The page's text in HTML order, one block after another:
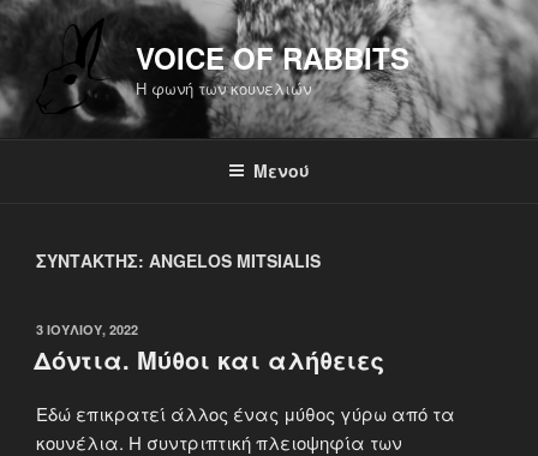
Μετάβαση
στο
περιεχόμενο
VOICE OF RABBITS
Η φωνή των κουνελιών
Μενού
ΣΥΝΤΆΚΤΗΣ: ANGELOS MITSIALIS
ΔΗΜΟΣΙΕΎΤΗΚΕ
ΣΤΙΣ
3 ΙΟΥΛΊΟΥ, 2022
Δόντια. Μύθοι και αλήθειες
Εδώ επικρατεί άλλος ένας μύθος γύρω από τα
κουνέλια. Η συντριπτική πλειοψηφία των